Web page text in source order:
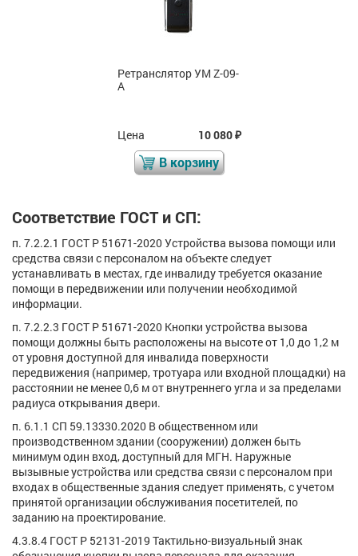
Ретранслятор УМ Z-09-
A
Цена 10 080₽
В корзину
Соответствие ГОСТ и СП:
п. 7.2.2.1 ГОСТ Р 51671-2020 Устройства вызова помощи или
средства связи с персоналом на объекте следует
устанавливать в местах, где инвалиду требуется оказание
помощи в передвижении или получении необходимой
информации.
п. 7.2.2.3 ГОСТ Р 51671-2020 Кнопки устройства вызова
помощи должны быть расположены на высоте от 1,0 до 1,2 м
от уровня доступной для инвалида поверхности
передвижения (например, тротуара или входной площадки) на
расстоянии не менее 0,6 м от внутреннего угла и за пределами
радиуса открывания двери.
п. 6.1.1 СП 59.13330.2020 В общественном или
производственном здании (сооружении) должен быть
минимум один вход, доступный для МГН. Наружные
вызывные устройства или средства связи с персоналом при
входах в общественные здания следует применять, с учетом
принятой организации обслуживания посетителей, по
заданию на проектирование.
4.3.8.4 ГОСТ Р 52131-2019 Тактильно-визуальный знак